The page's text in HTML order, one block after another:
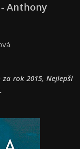
Anthony
rok 2015, Nejlepší